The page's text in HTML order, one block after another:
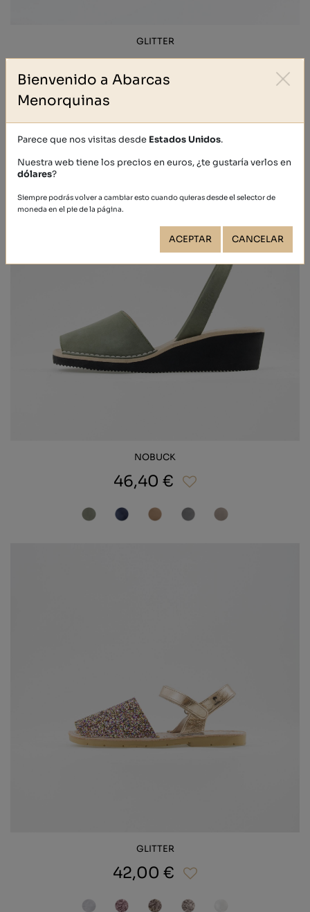
GLITTER
39,40 €
NOBUCK
46,40 €
GLITTER
42,00 €
Bienvenido a Abarcas
Menorquinas
Parece que nos visitas desde Estados Unidos.
Nuestra web tiene los precios en euros, ¿te gustaría verlos en
dólares?
Siempre podrás volver a cambiar esto cuando quieras desde el selector de
moneda en el pie de la página.
ACEPTAR CANCELAR